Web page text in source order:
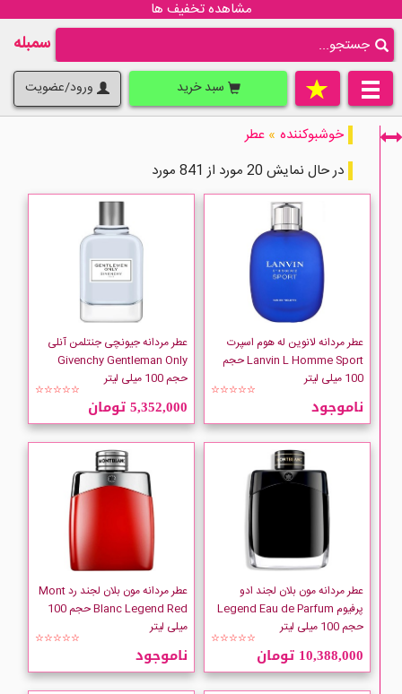
مشاهده تخفیف ها
سمبله
سبد خرید ورود/عضویت
فقط نمایش کالاهای موجود
Abercrombie-Fitch
AMOUAGE
Aramis
ARMAND BASI
atelier Cologne
AZZARO
Bath And Body Works
خوشبوکننده » عطر
در حال نمایش 20 مورد از 841 مورد
عطر مردانه لانوین له هوم اسپرت
Lanvin L Homme Sport حجم
100 میلی لیتر
☆☆☆☆☆
ناموجود
عطر مردانه جیونچی جنتلمن آنلی
Givenchy Gentleman Only
حجم 100 میلی لیتر
☆☆☆☆☆
5,352,000 تومان
عطر مردانه مون بلان لجند ادو
پرفیوم Legend Eau de Parfum
حجم 100 میلی لیتر
☆☆☆☆☆
10,388,000 تومان
عطر مردانه مون بلان لجند رد Mont
Blanc Legend Red حجم 100
میلی لیتر
☆☆☆☆☆
ناموجود